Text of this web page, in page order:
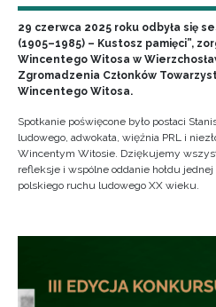
29 czerwca 2025 roku odbyła się
(1905–1985) – Kustosz pamięci”,
Wincentego Witosa w
Zgromadzenia Członków
Wincentego Witosa.
Spotkanie poświęcone było postaci
ludowego, adwokata, więźnia PRL i
Wincentym Witosie. Dziękujemy
refleksje i wspólne oddanie hołdu
polskiego ruchu ludowego XX wieku.